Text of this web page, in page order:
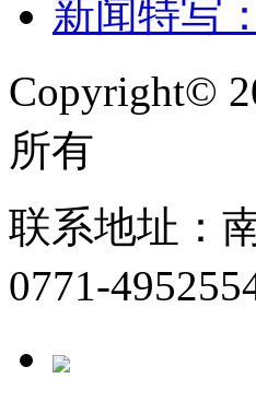
新闻特写
Copyright©
所有
联系地址：
0771-